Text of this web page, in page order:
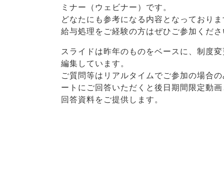
ミナー（ウェビナー）です。
どなたにも参考になる内容となっており
給与処理をご経験の方はぜひご参加くだ
スライドは昨年のものをベースに、制度
編集しています。
ご質問等はリアルタイムでご参加の場合
ートにご回答いただくと後日期間限定動
回答資料をご提供します。